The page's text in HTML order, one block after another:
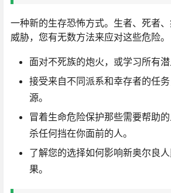
一种新的生存恐怖方式。生者、死者
威胁，您有无数方法来应对这些危险。
面对不死族的炮火，或学习所有潜
接受来自不同派系和幸存者的任
源。
冒着生命危险保护那些需要帮助
杀任何挡在你面前的人。
了解您的选择如何影响新奥尔良
果。